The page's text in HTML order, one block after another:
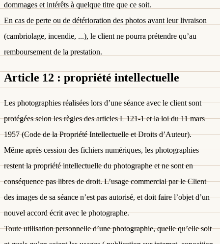
dommages et intérêts à quelque titre que ce soit.
En cas de perte ou de détérioration des photos avant leur livraison
(cambriolage, incendie, ...), le client ne pourra prétendre qu’au
remboursement de la prestation.
Article 12 : propriété intellectuelle
Les photographies réalisées lors d’une séance avec le client sont
protégées selon les règles des articles L 121-1 et la loi du 11 mars
1957 (Code de la Propriété Intellectuelle et Droits d’Auteur).
Même après cession des fichiers numériques, les photographies
restent la propriété intellectuelle du photographe et ne sont en
conséquence pas libres de droit. L’usage commercial par le Client
des images de sa séance n’est pas autorisé, et doit faire l’objet d’un
nouvel accord écrit avec le photographe.
Toute utilisation personnelle d’une photographie, quelle qu’elle soit